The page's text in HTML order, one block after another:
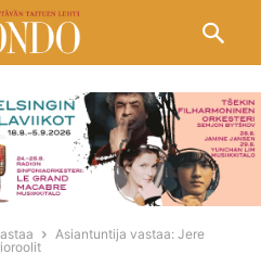
Asiantuntija vastaa: Jere